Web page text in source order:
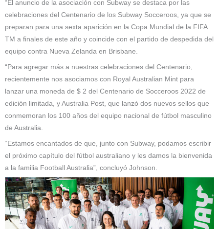
“El anuncio de la asociación con Subway se destaca por las
celebraciones del Centenario de los Subway Socceroos, ya que se
preparan para una sexta aparición en la Copa Mundial de la FIFA
TM a finales de este año y coincide con el partido de despedida del
equipo contra Nueva Zelanda en Brisbane.
“Para agregar más a nuestras celebraciones del Centenario,
recientemente nos asociamos con Royal Australian Mint para
lanzar una moneda de $ 2 del Centenario de Socceroos 2022 de
edición limitada, y Australia Post, que lanzó dos nuevos sellos que
conmemoran los 100 años del equipo nacional de fútbol masculino
de Australia.
“Estamos encantados de que, junto con Subway, podamos escribir
el próximo capítulo del fútbol australiano y les damos la bienvenida
a la familia Football Australia”, concluyó Johnson.